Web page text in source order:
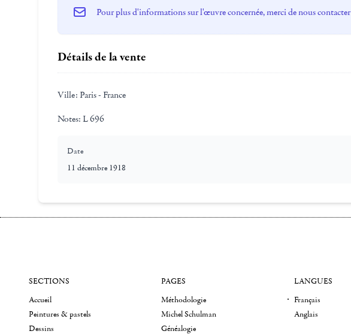
Pour plus d'informations sur l'œuvre concernée, merci de nous contacter
Détails de la vente
Ville: Paris - France
Notes: L 696
Date
11 décembre 1918
SECTIONS
Accueil
Peintures & pastels
Dessins
PAGES
Méthodologie
Michel Schulman
Généalogie
LANGUES
Français
Anglais